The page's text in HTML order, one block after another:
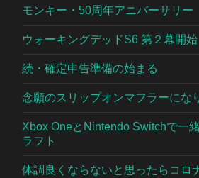
モンキー・50周年アニバーサリー
ウォーキングデッドS6 第２幕開始
続・確定申告準備の始まる
念願のスリップオンマフラーにな
Xbox OneとNintendo Switchで一
ラフト
体調良くならないと思ったらコロ